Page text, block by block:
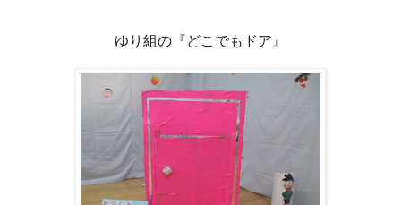
ゆり組の『どこでもドア』